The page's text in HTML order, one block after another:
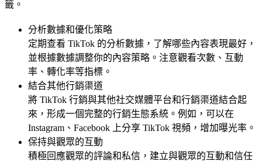
籤。
分析數據和優化策略
定期查看 TikTok 的分析數據，了解哪些內容表現最好，
並根據數據調整你的內容策略。注意觀看次數、互動
率、轉化率等指標。
結合其他行銷渠道
將 TikTok 行銷與其他社交媒體平台和行銷渠道結合起
來，形成一個完整的行銷生態系統。例如，可以在
Instagram、Facebook 上分享 TikTok 視頻，增加曝光率。
保持與觀眾的互動
積極回應觀眾的評論和私信，建立與觀眾的互動和信任